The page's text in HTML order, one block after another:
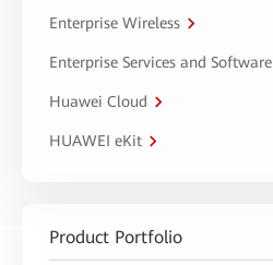
Enterprise Wireless
Enterprise Services and Software
Huawei Cloud
HUAWEI eKit
Product Portfolio